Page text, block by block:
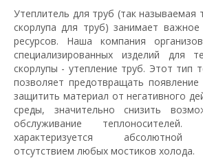
Утеплитель для труб (так называемая
скорлупа для труб) занимает
ресурсов. Наша компания
специализированных изделий для
скорлупы - утепление труб. Этот тип
позволяет предотвращать появление
защитить материал от негативного
среды, значительно снизить
обслуживание теплоносителей.
характеризуется абсолютной
отсутствием любых мостиков холода.